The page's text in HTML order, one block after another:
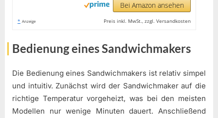
Bei Amazon ansehen
* Anzeige Preis inkl. MwSt., zzgl. Versandkosten
Bedienung eines Sandwichmakers
Die Bedienung eines Sandwichmakers ist relativ simpel
und intuitiv. Zunächst wird der Sandwichmaker auf die
richtige Temperatur vorgeheizt, was bei den meisten
Modellen nur wenige Minuten dauert. Anschließend